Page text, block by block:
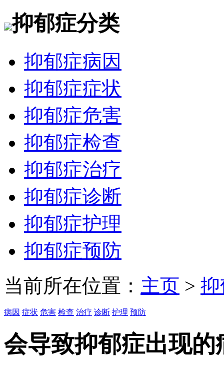
抑郁症分类
抑郁症病因
抑郁症症状
抑郁症危害
抑郁症检查
抑郁症治疗
抑郁症诊断
抑郁症护理
抑郁症预防
当前所在位置： 主页 >
病因 症状 危害 检查 治疗 诊断 护理 预防
会导致抑郁症出现的